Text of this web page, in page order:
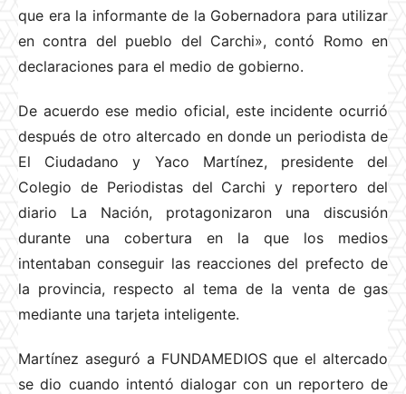
que era la informante de la Gobernadora para utilizar
en contra del pueblo del Carchi», contó Romo en
declaraciones para el medio de gobierno.
De acuerdo ese medio oficial, este incidente ocurrió
después de otro altercado en donde un periodista de
El Ciudadano y Yaco Martínez, presidente del
Colegio de Periodistas del Carchi y reportero del
diario La Nación, protagonizaron una discusión
durante una cobertura en la que los medios
intentaban conseguir las reacciones del prefecto de
la provincia, respecto al tema de la venta de gas
mediante una tarjeta inteligente.
Martínez aseguró a FUNDAMEDIOS que el altercado
se dio cuando intentó dialogar con un reportero de